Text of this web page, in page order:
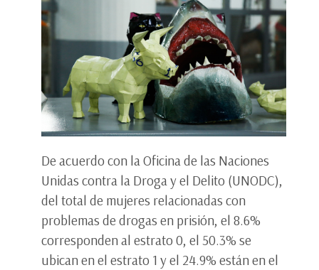
De acuerdo con la Oficina de las Naciones
Unidas contra la Droga y el Delito (UNODC),
del total de mujeres relacionadas con
problemas de drogas en prisión, el 8.6%
corresponden al estrato 0, el 50.3% se
ubican en el estrato 1 y el 24.9% están en el